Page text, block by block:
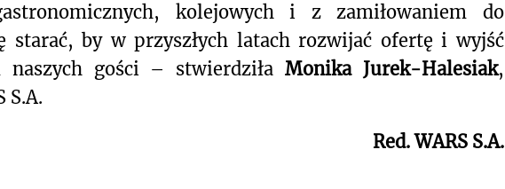
kolejowych i z zamiłowaniem do
starać, by w przyszłych latach rozwijać ofertę i wyjść
naszych gości – stwierdziłaMonika Jurek-Halesiak,
S.A.
Red. WARS S.A.